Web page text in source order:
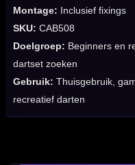
Montage: Inclusief fixings
SKU: CAB508
Doelgroep: Beginners en
dartset zoeken
Gebruik: Thuisgebruik,
recreatief darten